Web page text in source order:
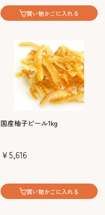
買い物かごに入れる
国産柚子ピール1kg
￥5,616
買い物かごに入れる